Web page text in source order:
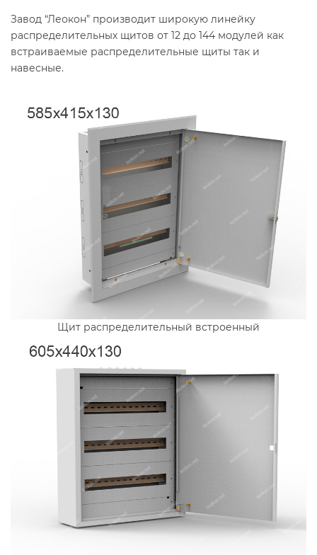
Завод “Леокон” производит широкую линейку
распределительных щитов от 12 до 144 модулей как
встраиваемые распределительные щиты так и
навесные.
Щит распределительный встроенный